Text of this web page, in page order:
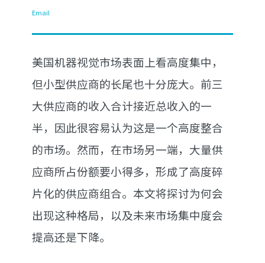
Email
美国机器视觉市场表面上看高度集中，
但小型供应商的长尾也十分庞大。前三
大供应商的收入合计接近总收入的一
半，因此很容易认为这是一个高度整合
的市场。然而，在市场另一端，大量供
应商所占份额要小得多，形成了高度碎
片化的供应商组合。本文将探讨为何会
出现这种格局，以及未来市场集中度会
提高还是下降。